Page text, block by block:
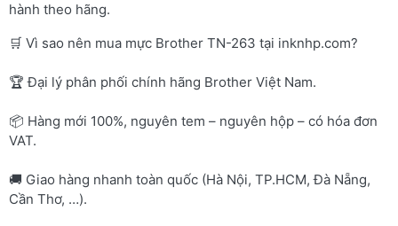
hành theo hãng.
🛒 Vì sao nên mua mực Brother TN-263 tại inknhp.com?
🏆 Đại lý phân phối chính hãng Brother Việt Nam.
📦 Hàng mới 100%, nguyên tem – nguyên hộp – có hóa đơn
VAT.
🚚 Giao hàng nhanh toàn quốc (Hà Nội, TP.HCM, Đà Nẵng,
Cần Thơ, …).